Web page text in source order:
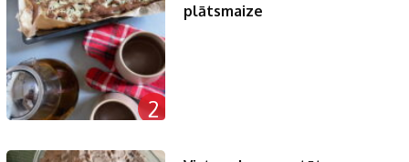
2
plātsmaize